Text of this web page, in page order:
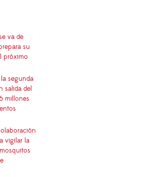
va de
su
próximo
segunda
salida del
millones
vigilar la